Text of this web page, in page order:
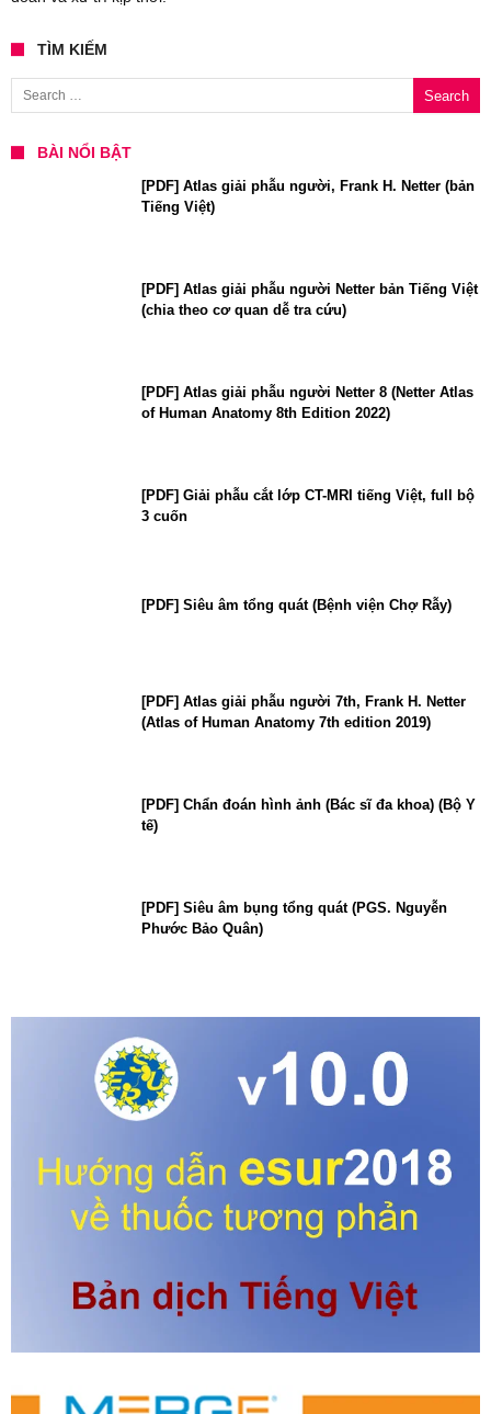
TÌM KIẾM
Search for:
BÀI NỔI BẬT
[PDF] Atlas giải phẫu người, Frank H. Netter (bản
Tiếng Việt)
[PDF] Atlas giải phẫu người Netter bản Tiếng Việt
(chia theo cơ quan dễ tra cứu)
[PDF] Atlas giải phẫu người Netter 8 (Netter Atlas
of Human Anatomy 8th Edition 2022)
[PDF] Giải phẫu cắt lớp CT-MRI tiếng Việt, full bộ
3 cuốn
[PDF] Siêu âm tổng quát (Bệnh viện Chợ Rẫy)
[PDF] Atlas giải phẫu người 7th, Frank H. Netter
(Atlas of Human Anatomy 7th edition 2019)
[PDF] Chẩn đoán hình ảnh (Bác sĩ đa khoa) (Bộ Y
tế)
[PDF] Siêu âm bụng tổng quát (PGS. Nguyễn
Phước Bảo Quân)